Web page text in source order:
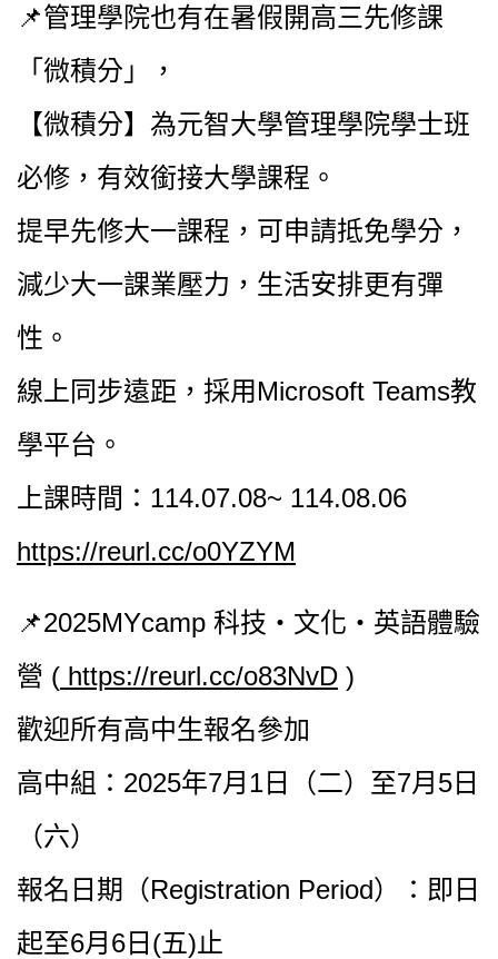
📌管理學院也有在暑假開高三先修課
「微積分」，
【微積分】為元智大學管理學院學士班
必修，有效銜接大學課程。
提早先修大一課程，可申請抵免學分，
減少大一課業壓力，生活安排更有彈
性。
線上同步遠距，採用Microsoft Teams教
學平台。
上課時間：114.07.08~ 114.08.06
https://reurl.cc/o0YZYM
📌2025MYcamp 科技‧文化‧英語體驗
營 ( https://reurl.cc/o83NvD )
歡迎所有高中生報名參加
高中組：2025年7月1日（二）至7月5日
（六）
報名日期（Registration Period）：即日
起至6月6日(五)止